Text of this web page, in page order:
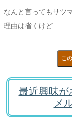
なんと言ってもサツ
理由は省くけど
こ
最近興味が
メ